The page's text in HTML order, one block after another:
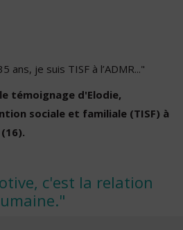
ans, je suis TISF à l’ADMR..."
témoignage d'Elodie,
sociale et familiale (TISF) à
c'est la relation